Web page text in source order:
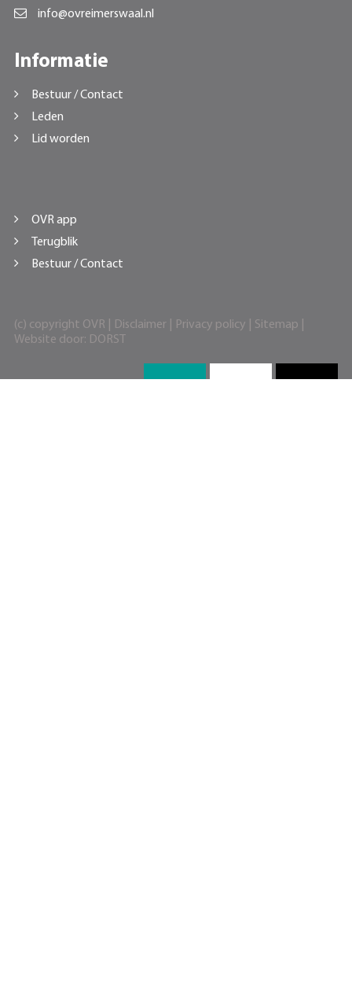
info@ovreimerswaal.nl
Informatie
Bestuur / Contact
Leden
Lid worden
OVR app
Terugblik
Bestuur / Contact
(c) copyright OVR | Disclaimer| Privacy policy Sitemap
Website door: DORST